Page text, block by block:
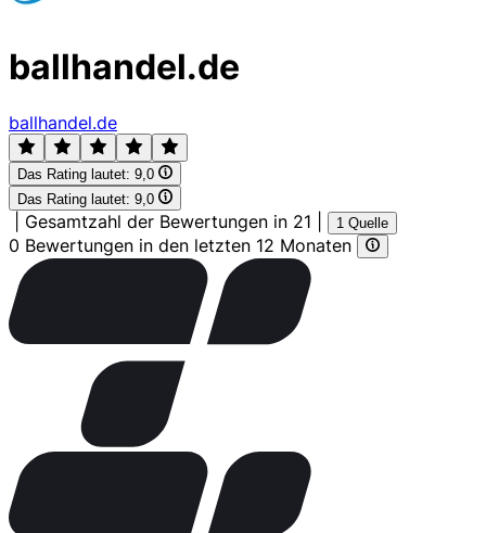
ballhandel.de
ballhandel.de
Das Rating lautet: 9,0
Das Rating lautet: 9,0
Gesamtzahl der Bewertungen in 21 1 Quelle
0 Bewertungen in den letzten 12 Monaten